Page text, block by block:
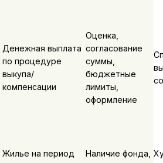
Денежная выплата
по процедуре
выкупа/
компенсации
Оценка,
согласование
суммы,
бюджетные
лимиты,
оформление
Жилье на период
Наличие фонда,